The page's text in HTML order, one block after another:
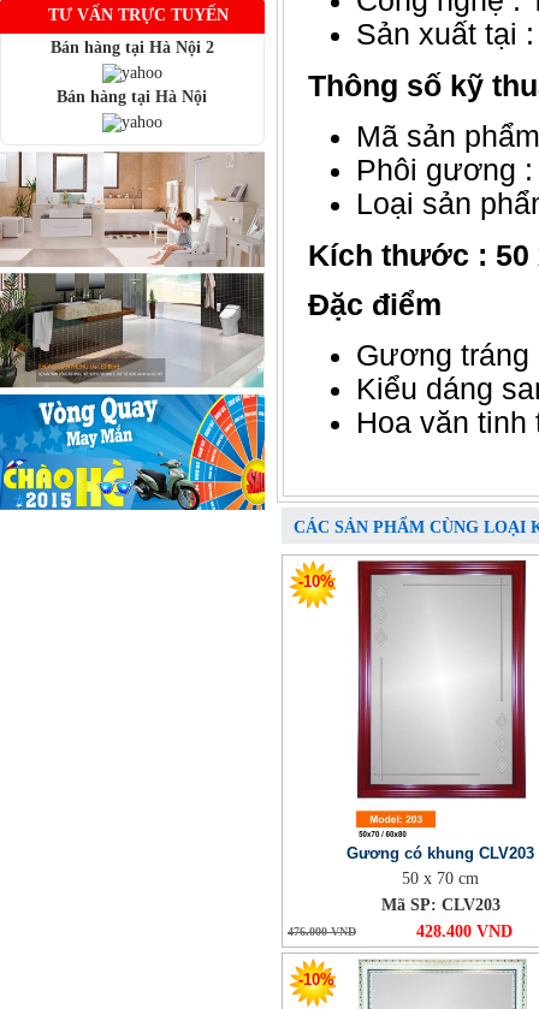
TƯ VẤN TRỰC TUYẾN
Bán hàng tại Hà Nội 2
Bán hàng tại Hà Nội
Sản xuất tại
Thông số kỹ
Mã sản
Phôi gương
Loại sản
Kích thước : 50
Đặc điểm
Gương
Kiểu dáng
Hoa văn
CÁC SẢN PHẨM CÙNG LOẠI
-10%
Gương có khung CLV203
50 x 70 cm
Mã SP: CLV203
476.000 VND 428.400 VND
-10%